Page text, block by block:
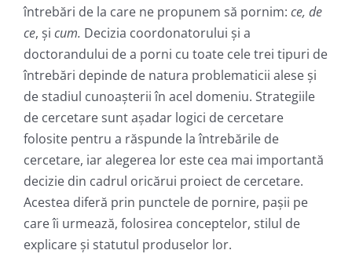
întrebări de la care ne propunem să pornim: ce, de
ce, şi cum. Decizia coordonatorului şi a
doctorandului de a porni cu toate cele trei tipuri de
întrebări depinde de natura problematicii alese şi
de stadiul cunoaşterii în acel domeniu. Strategiile
de cercetare sunt aşadar logici de cercetare
folosite pentru a răspunde la întrebările de
cercetare, iar alegerea lor este cea mai importantă
decizie din cadrul oricărui proiect de cercetare.
Acestea diferă prin punctele de pornire, paşii pe
care îi urmează, folosirea conceptelor, stilul de
explicare şi statutul produselor lor.